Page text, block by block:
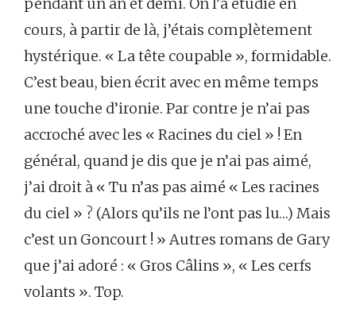
cours, à partir de là, j’étais complètement
hystérique. « La tête coupable », formidable.
C’est beau, bien écrit avec en même temps
une touche d’ironie. Par contre je n’ai pas
accroché avec les « Racines du ciel » ! En
général, quand je dis que je n’ai pas aimé,
j’ai droit à « Tu n’as pas aimé « Les racines
du ciel » ? (Alors qu’ils ne l’ont pas lu…) Mais
c’est un Goncourt ! » Autres romans de Gary
que j’ai adoré : « Gros Câlins », « Les cerfs
volants ». Top.